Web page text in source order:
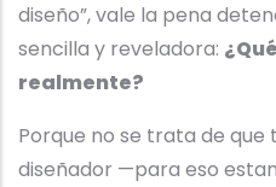
diseño”, vale la pena
sencilla y reveladora:
realmente?
Porque no se trata de que
diseñador —para eso